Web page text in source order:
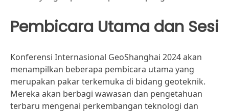
Pembicara Utama dan Sesi
Konferensi Internasional GeoShanghai 2024 akan
menampilkan beberapa pembicara utama yang
merupakan pakar terkemuka di bidang geoteknik.
Mereka akan berbagi wawasan dan pengetahuan
terbaru mengenai perkembangan teknologi dan